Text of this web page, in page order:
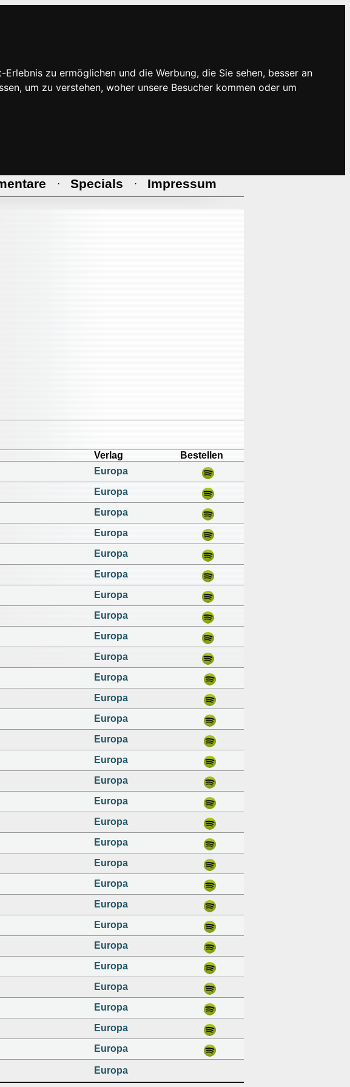
zu ermöglichen und die Werbung, die Sie sehen, besser an
um zu verstehen, woher unsere Besucher kommen oder um
· Specials · Impressum
Verlag
Bestellen
Europa
Europa
Europa
Europa
Europa
Europa
Europa
Europa
Europa
Europa
Europa
Europa
Europa
Europa
Europa
Europa
Europa
Europa
Europa
Europa
Europa
Europa
Europa
Europa
Europa
Europa
Europa
Europa
Europa
Europa